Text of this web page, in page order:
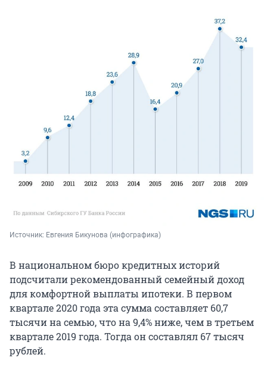
Источник: Евгения Бикунова (инфографика)
В национальном бюро кредитных историй
подсчитали рекомендованный семейный доход
для комфортной выплаты ипотеки. В первом
квартале 2020 года эта сумма составляет 60,7
тысячи на семью, что на 9,4% ниже, чем в третьем
квартале 2019 года. Тогда он составлял 67 тысяч
рублей.